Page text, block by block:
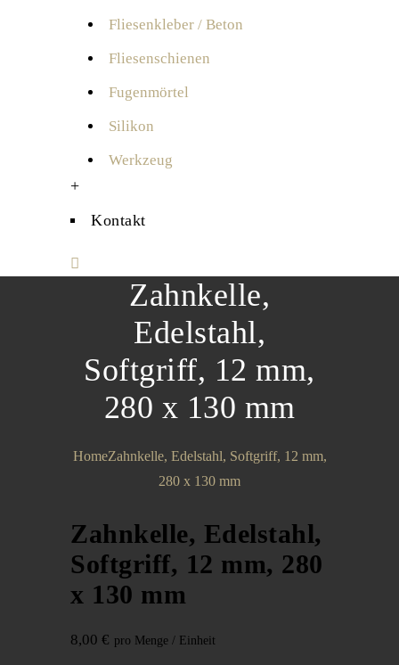
Fliesenkleber / Beton
Fliesenschienen
Fugenmörtel
Silikon
Werkzeug
+
Kontakt
Zahnkelle,
Edelstahl,
Softgriff, 12 mm,
280 x 130 mm
HomeZahnkelle, Edelstahl, Softgriff, 12 mm,
280 x 130 mm
Zahnkelle, Edelstahl,
Softgriff, 12 mm, 280
x 130 mm
8,00 €